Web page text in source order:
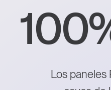
Los paneles